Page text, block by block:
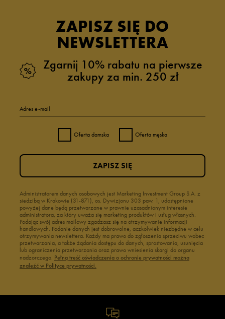
ZAPISZ SIĘ DO
NEWSLETTERA
Zgarnij 10% rabatu na pierwsze
zakupy za min. 250 zł
Adres e-mail
Oferta damska Oferta męska
Administratorem danych osobowych jest Marketing Investment Group S.A. z
siedzibą w Krakowie (31-871), os. Dywizjonu 303 paw. 1, udostępnione
powyżej dane będą przetwarzane w prawnie uzasadnionym interesie
administratora, za który uważa się marketing produktów i usług własnych.
Podając swój adres mailowy zgadzasz się na otrzymywanie informacji
handlowych. Podanie danych jest dobrowolne, aczkolwiek niezbędne w celu
otrzymywania newslettera. Każdy ma prawo do zgłoszenia sprzeciwu wobec
przetwarzania, a także żądania dostępu do danych, sprostowania, usunięcia
lub ograniczenia przetwarzania oraz prawo wniesienia skargi do organu
nadzorczego. Pełną treść oświadczenia o ochronie prywatności można
znaleźć w Polityce prywatności.
ZAPISZ SIĘ